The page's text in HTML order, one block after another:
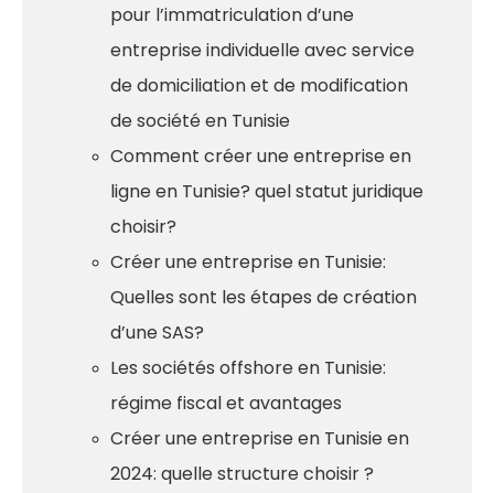
pour l’immatriculation d’une
entreprise individuelle avec service
de domiciliation et de modification
de société en Tunisie
Comment créer une entreprise en
ligne en Tunisie? quel statut juridique
choisir?
Créer une entreprise en Tunisie:
Quelles sont les étapes de création
d’une SAS?
Les sociétés offshore en Tunisie:
régime fiscal et avantages
Créer une entreprise en Tunisie en
2024: quelle structure choisir ?